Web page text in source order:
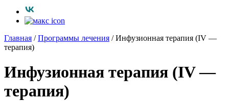
Главная /Программы лечения /Инфузионная терапия (IV —
терапия)
Инфузионная терапия (IV —
терапия)